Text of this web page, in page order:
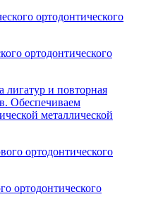
ортодонтического
лигатур и повторная
Обеспечиваем
металлической
ортодонтического